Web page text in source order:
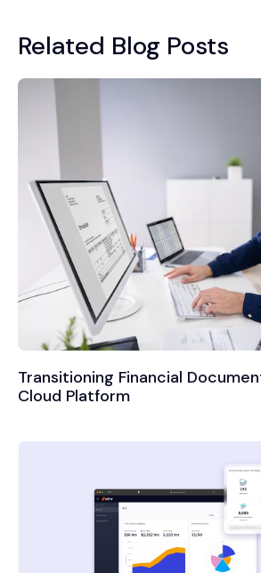
Related Blog Posts
Transitioning Financial
Cloud Platform